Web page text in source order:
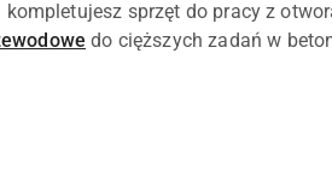
sprzęt do pracy z
do cięższych zadań w